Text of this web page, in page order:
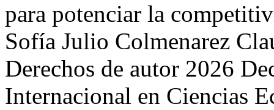
para potenciar la
Sofía Julio Colmenarez
Derechos de autor 2026
Internacional en Ciencias